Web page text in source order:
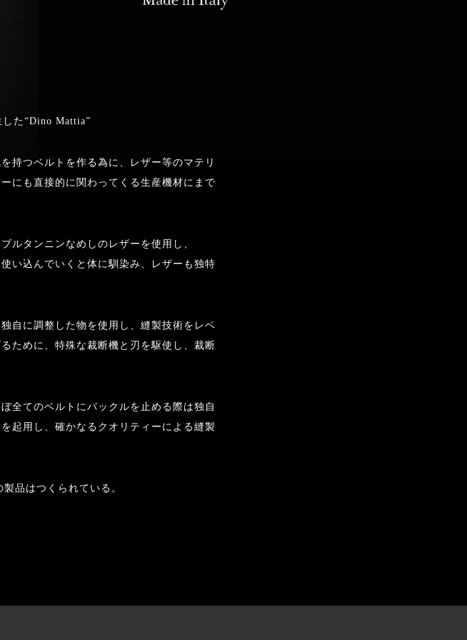
た“Dino Mattia”
持つベルトを作る為に、レザー等のマテリ
にも直接的に関わってくる生産機材にまで
ルタンニンなめしのレザーを使用し、
い込んでいくと体に馴染み、レザーも独特
自に調整した物を使用し、縫製技術をレベ
ために、特殊な裁断機と刃を駆使し、裁断
全てのベルトにバックルを止める際は独自
起用し、確かなるクオリティーによる縫製
品はつくられている。